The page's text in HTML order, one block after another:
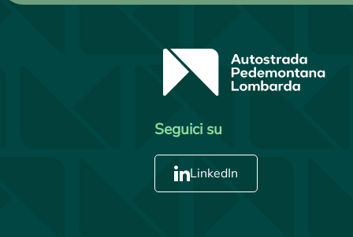
Seguici su
LinkedIn